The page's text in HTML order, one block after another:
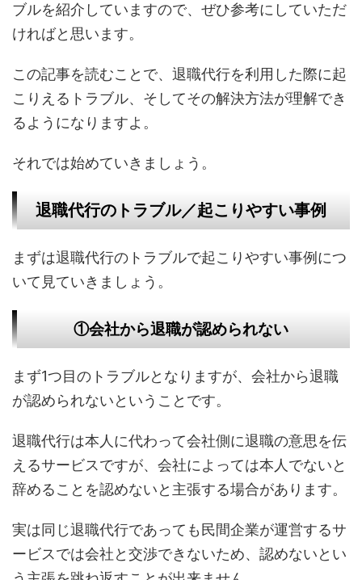
ブルを紹介していますので、ぜひ参考にしていただ
ければと思います。
この記事を読むことで、退職代行を利用した際に起
こりえるトラブル、そしてその解決方法が理解でき
るようになりますよ。
それでは始めていきましょう。
退職代行のトラブル／起こりやすい事例
まずは退職代行のトラブルで起こりやすい事例につ
いて見ていきましょう。
①会社から退職が認められない
まず1つ目のトラブルとなりますが、会社から退職
が認められないということです。
退職代行は本人に代わって会社側に退職の意思を伝
えるサービスですが、会社によっては本人でないと
辞めることを認めないと主張する場合があります。
実は同じ退職代行であっても民間企業が運営するサ
ービスでは会社と交渉できないため、認めないとい